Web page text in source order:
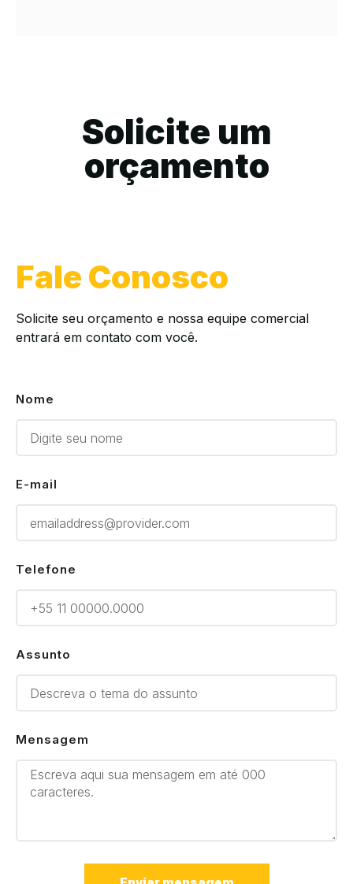
Solicite um
orçamento
Fale Conosco
Solicite seu orçamento e nossa equipe comercial
entrará em contato com você.
Nome
E-mail
Telefone
Assunto
Mensagem